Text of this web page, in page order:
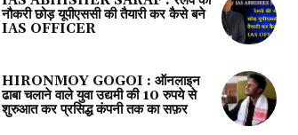
नौकरी छोड़ यूपीएससी की तैयारी कर कैसे बने
IAS OFFICER
HIRONMOY GOGOI : ऑनलाइन
ढाबा चलाने वाले युवा उद्यमी की 10 रुपये से
शुरुआत कर प्रसिद्ध कंपनी तक का सफ़र